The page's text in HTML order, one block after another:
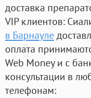
доставка
VIP клиентов:
в Барнауле
оплата
Web Money и с
консультации в
телефонам: